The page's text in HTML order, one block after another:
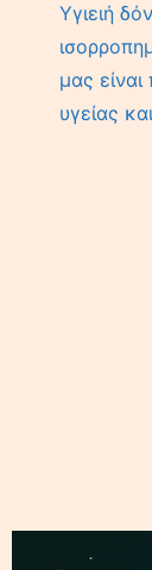
Υγιειή
μας
υγείας